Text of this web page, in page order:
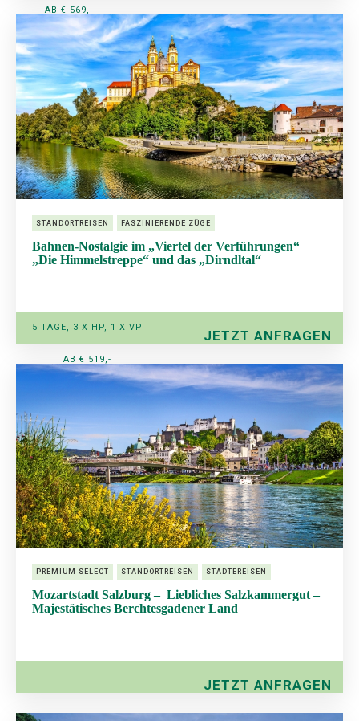
AB € 569,-
STANDORTREISEN FASZINIERENDE ZÜGE
Bahnen-Nostalgie im „Viertel der Verführungen“
„Die Himmelstreppe“ und das „Dirndltal“
JETZT ANFRAGEN
5 TAGE, 3 X HP, 1 X VP
AB € 519,-
PREMIUM SELECT STANDORTREISEN STÄDTEREISEN
Mozartstadt Salzburg – Liebliches Salzkammergut –
Majestätisches Berchtesgadener Land
JETZT ANFRAGEN